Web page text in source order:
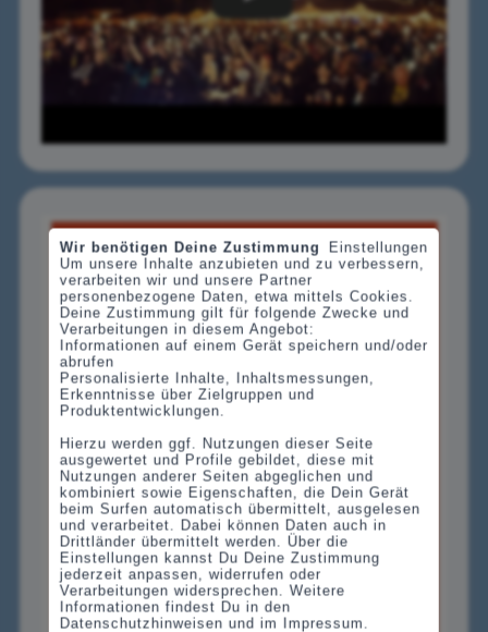
Wir benötigen Deine Zustimmung
Einstellungen
Um unsere Inhalte anzubieten und zu verbessern,
verarbeiten wir und unsere Partner
personenbezogene Daten, etwa mittels Cookies.
Deine Zustimmung gilt für folgende Zwecke und
Verarbeitungen in diesem Angebot:
Informationen auf einem Gerät speichern und/oder
abrufen
Personalisierte Inhalte, Inhaltsmessungen,
Erkenntnisse über Zielgruppen und
Produktentwicklungen.
Hierzu werden ggf. Nutzungen dieser Seite
ausgewertet und Profile gebildet, diese mit
Nutzungen anderer Seiten abgeglichen und
kombiniert sowie Eigenschaften, die Dein Gerät
beim Surfen automatisch übermittelt, ausgelesen
und verarbeitet. Dabei können Daten auch in
Drittländer übermittelt werden. Über die
Einstellungen kannst Du Deine Zustimmung
jederzeit anpassen, widerrufen oder
Verarbeitungen widersprechen. Weitere
Informationen findest Du in den
Datenschutzhinweisen und im Impressum.